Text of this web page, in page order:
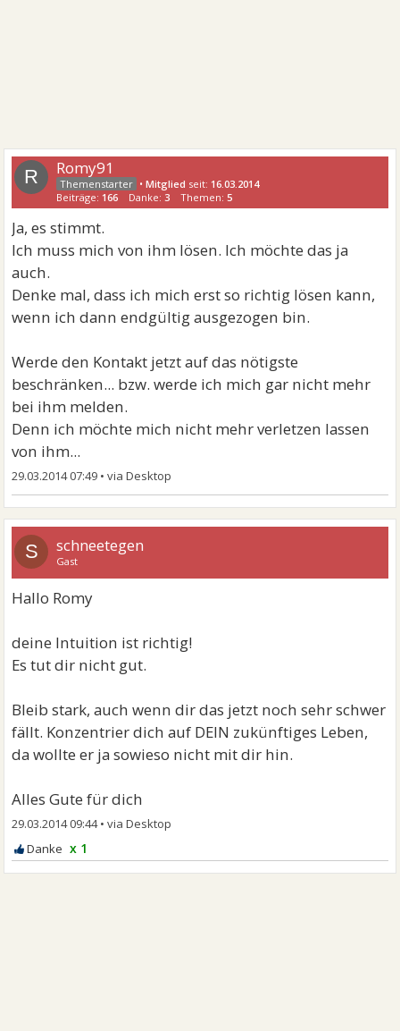
R Romy91
•Mitglied seit: 16.03.2014
Beiträge: 166 Danke: 3 Themen: 5
Ja, es stimmt.
Ich muss mich von ihm lösen. Ich möchte das ja
auch.
Denke mal, dass ich mich erst so richtig lösen kann,
wenn ich dann endgültig ausgezogen bin.
Werde den Kontakt jetzt auf das nötigste
beschränken... bzw. werde ich mich gar nicht mehr
bei ihm melden.
Denn ich möchte mich nicht mehr verletzen lassen
von ihm...
29.03.2014 07:49 •
S schneetegen
Gast
Hallo Romy
deine Intuition ist richtig!
Es tut dir nicht gut.
Bleib stark, auch wenn dir das jetzt noch sehr schwer
fällt. Konzentrier dich auf DEIN zukünftiges Leben,
da wollte er ja sowieso nicht mit dir hin.
Alles Gute für dich
29.03.2014 09:44•
x 1